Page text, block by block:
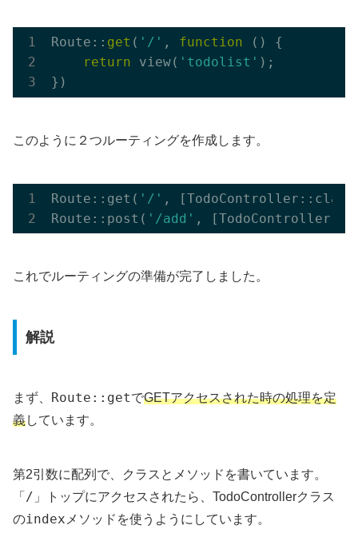
Route:: get ( '/' , function ()
{
return view( 'todolist' );
このように２つルーティングを作成します。
Route::get( '/' ,
Route::post( '/add' ,
これでルーティングの準備が完了しました。
解説
まず、 Route::getでGETアクセスされた時の処理を定
義しています。
第2引数に配列で、クラスとメソッドを書いています。
「 / 」トップにアクセスされたら、TodoControllerクラス
のindexメソッドを使うようにしています。